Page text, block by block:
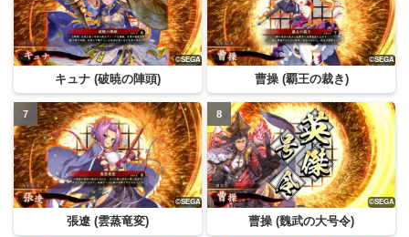
キュナ (破暁の陣頭) 曹操 (覇王の裁き)
張遼 (雲蒸竜変) 曹操 (魏武の大号令)